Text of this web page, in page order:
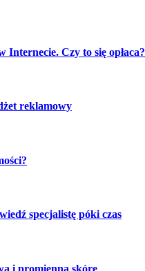
Internecie. Czy to się opłaca?
reklamowy
specjalistę póki czas
i promienną skórę